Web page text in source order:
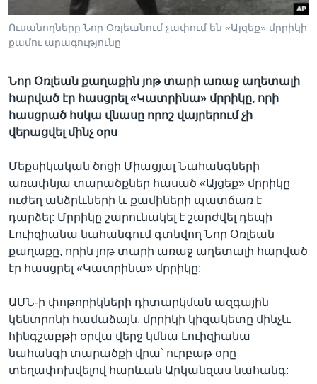
Լեզուներ
Ուսանողները Նոր Օռլեանում չափում են «Այզեք» մրրիկի
քամու արագությունը
Նոր Օռլեան քաղաքին յոթ տարի առաջ աղետալի
հարված էր հասցրել «Կատրինա» մրրիկը, որի
հասցրած հսկա վնասը որոշ վայրերում չի
վերացվել մինչ օրս
Մեքսիկական ծոցի Միացյալ Նահանգների
առափնյա տարածքներ հասած «Այցեք» մրրիկը
ուժեղ անձրևների և քամիների պատճառ է
դարձել: Մրրիկը շարունակել է շարժվել դեպի
Լուիզիանա նահանգում գտնվող Նոր Օռլեան
քաղաքը, որին յոթ տարի առաջ աղետալի հարված
էր հասցրել «Կատրինա» մրրիկը:
ԱՄՆ-ի փոթորիկների դիտարկման ազգային
կենտրոնի համաձայն, մրրիկի կիզակետը մինչև
հինգշաբթի օրվա վերջ կմնա Լուիզիանա
նահանգի տարածքի վրա՝ ուրբաթ օրը
տեղափոխվելով հարևան Արկանզաս նահանգ: